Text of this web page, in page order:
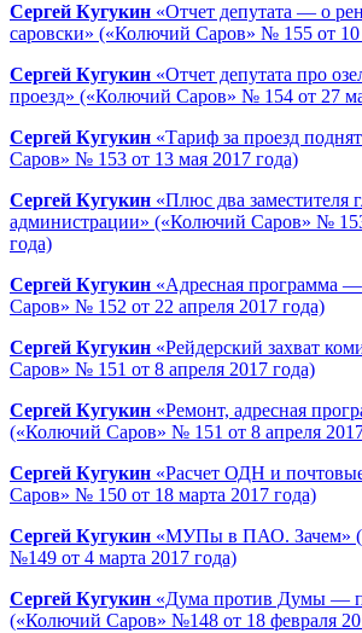
Сергей Кугукин «Отчет депутата — о
саровски» («Колючий Саров» № 155 от
Сергей Кугукин «Отчет депутата про
проезд» («Колючий Саров» № 154 от 27
Сергей Кугукин «Тариф за проезд
Саров» № 153 от 13 мая 2017 года)
Сергей Кугукин «Плюс два заместителя
администрации» («Колючий Саров» №
года)
Сергей Кугукин «Адресная программа
Саров» № 152 от 22 апреля 2017 года)
Сергей Кугукин «Рейдерский захват
Саров» № 151 от 8 апреля 2017 года)
Сергей Кугукин «Ремонт, адресная
(«Колючий Саров» № 151 от 8 апреля
Сергей Кугукин «Расчет ОДН и
Саров» № 150 от 18 марта 2017 года)
Сергей Кугукин «МУПы в ПАО. Зачем»
№149 от 4 марта 2017 года)
Сергей Кугукин «Дума против Думы —
(«Колючий Саров» №148 от 18 февраля